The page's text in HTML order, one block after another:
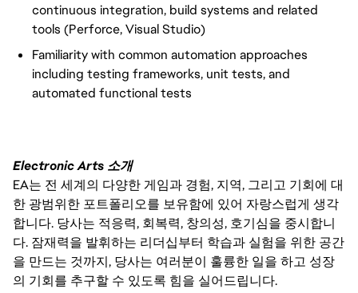
continuous integration, build systems and related
tools (Perforce, Visual Studio)
Familiarity with common automation approaches
including testing frameworks, unit tests, and
automated functional tests
Electronic Arts 소개
EA는 전 세계의 다양한 게임과 경험, 지역, 그리고 기회에 대
한 광범위한 포트폴리오를 보유함에 있어 자랑스럽게 생각
합니다. 당사는 적응력, 회복력, 창의성, 호기심을 중시합니
다. 잠재력을 발휘하는 리더십부터 학습과 실험을 위한 공간
을 만드는 것까지, 당사는 여러분이 훌륭한 일을 하고 성장
의 기회를 추구할 수 있도록 힘을 실어드립니다.